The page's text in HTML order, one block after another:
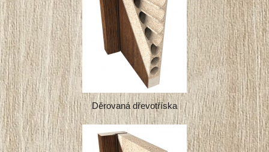
Děrovaná dřevotříska